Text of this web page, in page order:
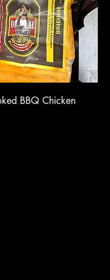
Vista rápida
BBQ Chicken